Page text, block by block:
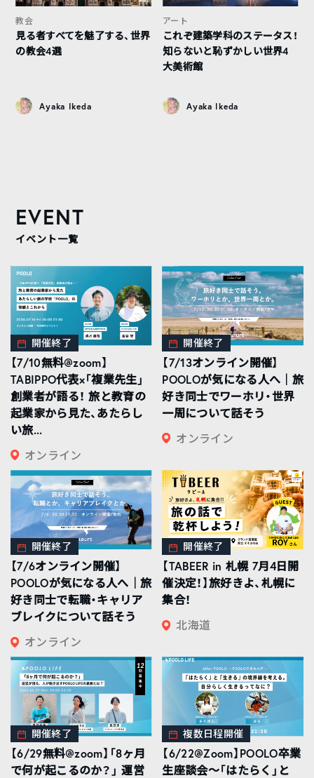
教会
見る者すべてを魅了する、世界
の教会4選
Ayaka Ikeda
アート
これぞ建築学科のステータス！
知らないと恥ずかしい世界4
大美術館
Ayaka Ikeda
EVENT
イベント一覧
開催終了
【7/10無料@zoom】
TABIPPO代表×「複業先生」
創業者が語る！ 旅と教育の
起業家から見た、あたらし
い旅...
オンライン
開催終了
【7/13オンライン開催】
POOLOが気になる人へ｜旅
好き同士でワーホリ・世界
一周について話そう
オンライン
開催終了
【7/6オンライン開催】
POOLOが気になる人へ｜旅
好き同士で転職・キャリア
ブレイクについて話そう
オンライン
開催終了
【TABEER in 札幌 7月4日開
催決定！】旅好きよ、札幌に
集合！
北海道
開催終了
【6/29無料@zoom】「8ヶ月
で何が起こるのか？」 運営
複数日程開催
【6/22@Zoom】POOLO卒業
生座談会〜「はたらく」と